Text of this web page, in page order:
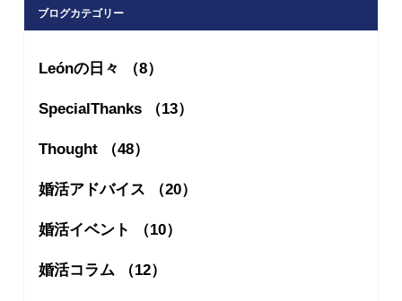
ブログカテゴリー
Leónの日々 （8）
SpecialThanks （13）
Thought （48）
婚活アドバイス （20）
婚活イベント （10）
婚活コラム （12）